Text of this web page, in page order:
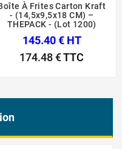
À Frites Carton Kraft
- (14,5x9,5x18 CM) –
THEPACK - (Lot 1200)
145.40 € HT
174.48 €TTC